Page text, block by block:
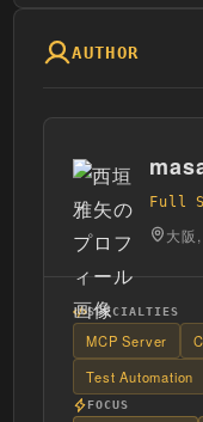
AUTHOR
Full
大阪
SPECIALTIES
MCP Server
Test Automation
FOCUS